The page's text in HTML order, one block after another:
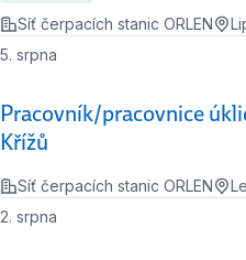
Síť čerpacích stanic ORLEN
Pracovník/pracovnice
Křížů
5. srpna
Síť čerpacích stanic ORLEN
2. srpna